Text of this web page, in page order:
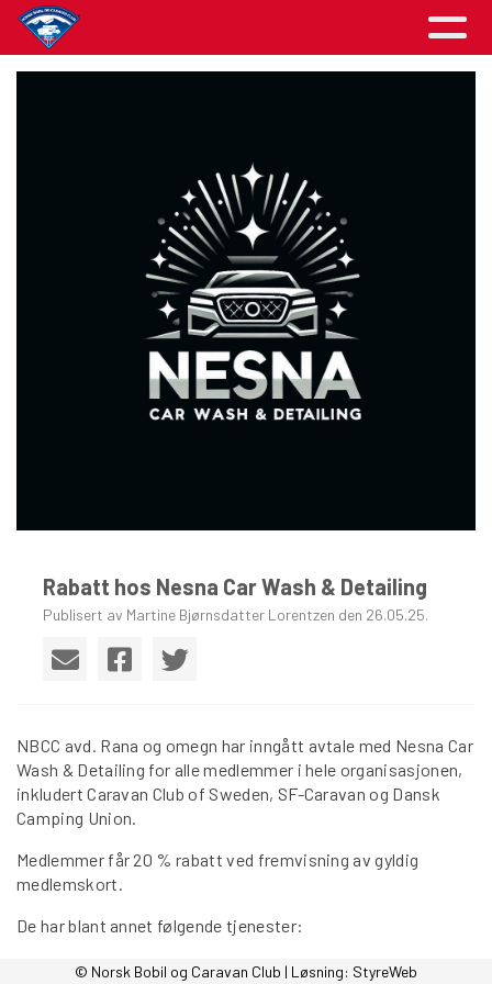
Rabatt hos Nesna Car Wash & Detailing
Publisert av Martine Bjørnsdatter Lorentzen den 26.05.25.
NBCC avd. Rana og omegn har inngått avtale med Nesna Car
Wash & Detailing for alle medlemmer i hele organisasjonen,
inkludert Caravan Club of Sweden, SF-Caravan og Dansk
Camping Union.
Medlemmer får 20 % rabatt ved fremvisning av gyldig
medlemskort.
De har blant annet følgende tjenester:
Vask utvendig bobil og personbil
© Norsk Bobil og Caravan Club | Løsning: StyreWeb